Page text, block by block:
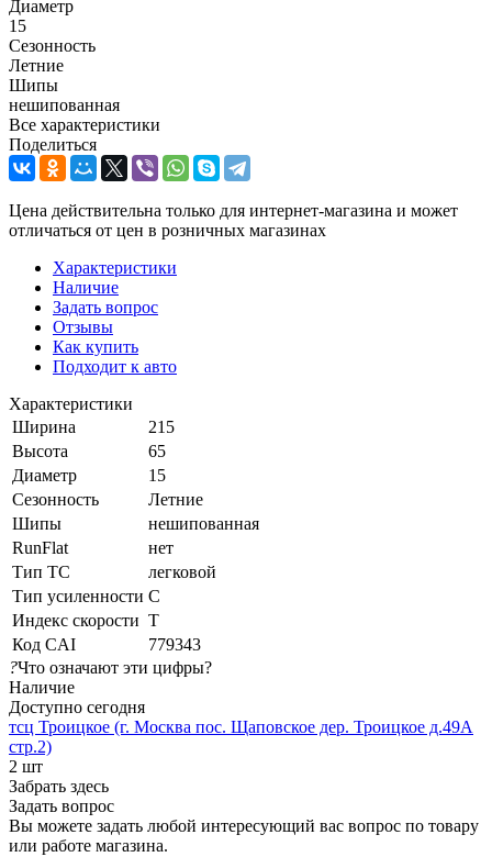
Диаметр
15
Сезонность
Летние
Шипы
нешипованная
Все характеристики
Поделиться
Цена действительна только для интернет-магазина и может
отличаться от цен в розничных магазинах
Характеристики
Наличие
Задать вопрос
Отзывы
Как купить
Подходит к авто
Характеристики
Ширина
215
Высота
65
Диаметр
15
Сезонность
Летние
Шипы
нешипованная
RunFlat
нет
Тип ТС
легковой
Тип усиленности C
Индекс скорости T
Код CAI
779343
?Что означают эти цифры?
Наличие
Доступно сегодня
тсц Троицкое (г. Москва пос. Щаповское дер. Троицкое д.49А
стр.2)
2 шт
Забрать здесь
Задать вопрос
Вы можете задать любой интересующий вас вопрос по товару
или работе магазина.